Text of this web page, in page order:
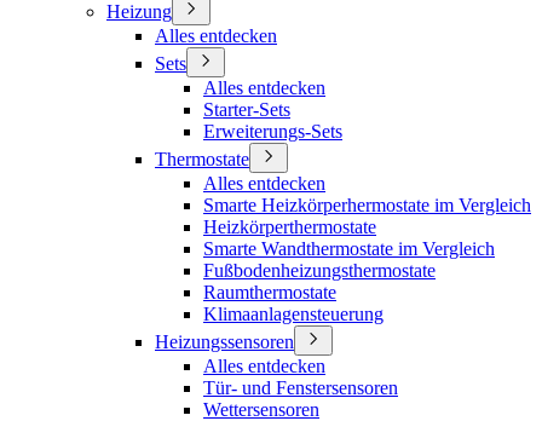
Heizung
Alles entdecken
Sets
Alles entdecken
Starter-Sets
Erweiterungs-Sets
Thermostate
Alles entdecken
Smarte Heizkörperhermostate im Vergleich
Heizkörperthermostate
Smarte Wandthermostate im Vergleich
Fußbodenheizungsthermostate
Raumthermostate
Klimaanlagensteuerung
Heizungssensoren
Alles entdecken
Tür- und Fenstersensoren
Wettersensoren